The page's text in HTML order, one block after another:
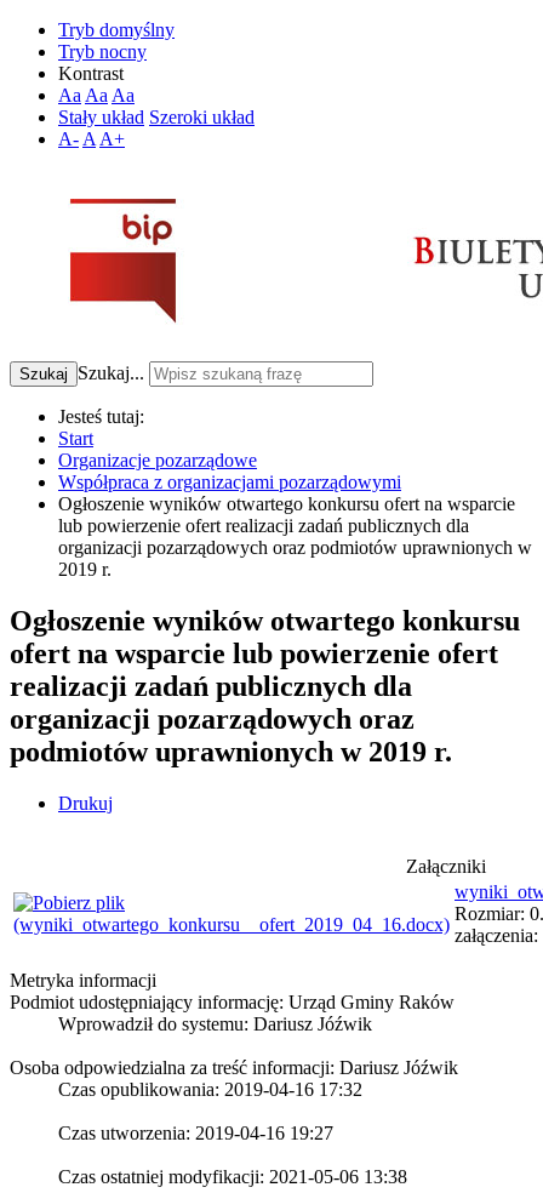
Tryb domyślny
Tryb nocny
Kontrast
Aa Aa Aa
Stały układ Szeroki układ
A- A A+
Szukaj Szukaj...
Jesteś tutaj:
Start
Organizacje pozarządowe
Współpraca z organizacjami pozarządowymi
Ogłoszenie wyników otwartego konkursu ofert na wsparcie
lub powierzenie ofert realizacji zadań publicznych dla
organizacji pozarządowych oraz podmiotów uprawnionych w
2019 r.
Ogłoszenie wyników otwartego konkursu
ofert na wsparcie lub powierzenie ofert
realizacji zadań publicznych dla
organizacji pozarządowych oraz
podmiotów uprawnionych w 2019 r.
Drukuj
Załączniki
Rozmiar:
Metryka informacji
Podmiot udostępniający informację: Urząd Gminy Raków
Wprowadził do systemu: Dariusz Jóźwik
Osoba odpowiedzialna za treść informacji: Dariusz Jóźwik
Czas opublikowania: 2019-04-16 17:32
Czas utworzenia: 2019-04-16 19:27
Czas ostatniej modyfikacji: 2021-05-06 13:38